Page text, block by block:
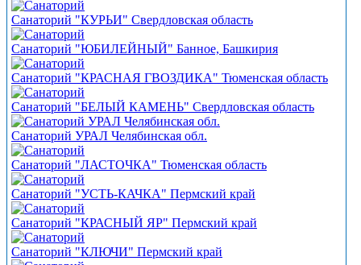
Санаторий "КУРЬИ" Свердловская область
Санаторий "ЮБИЛЕЙНЫЙ" Банное, Башкирия
Санаторий "КРАСНАЯ ГВОЗДИКА" Тюменская область
Санаторий "БЕЛЫЙ КАМЕНЬ" Свердловская область
Санаторий УРАЛ Челябинская обл.
Санаторий "ЛАСТОЧКА" Тюменская область
Санаторий "УСТЬ-КАЧКА" Пермский край
Санаторий "КРАСНЫЙ ЯР" Пермский край
Санаторий "КЛЮЧИ" Пермский край